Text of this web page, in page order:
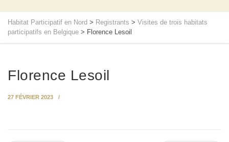
Habitat Participatif en Nord > Registrants > Visites de trois habitats
participatifs en Belgique > Florence Lesoil
Florence Lesoil
27 FÉVRIER 2023